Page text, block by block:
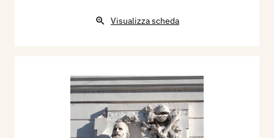
Visualizza scheda